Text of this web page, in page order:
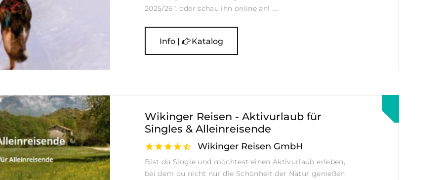
2025/26", oder schau ihn online an! ....
Info | Katalog
Wikinger Reisen - Aktivurlaub für
Singles & Alleinreisende
Wikinger Reisen GmbH
Bist du Single und möchtest einen Aktivurlaub erleben,
bei dem du nicht nur die Schönheit der Natur genießen